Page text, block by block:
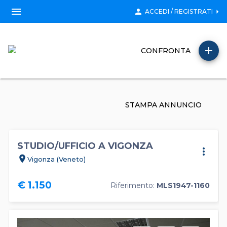
menu person ACCEDI / REGISTRATI arrow_right
CONFRONTA add
STAMPA ANNUNCIO
STUDIO/UFFICIO A VIGONZA
location_on Vigonza (Veneto)
€ 1.150 Riferimento: MLS1947-1160
more_vert